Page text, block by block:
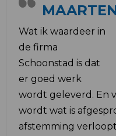
Wat ik waardeer in
de firma
Schoonstad is dat
er goed werk
wordt geleverd. En
wordt wat is
afstemming